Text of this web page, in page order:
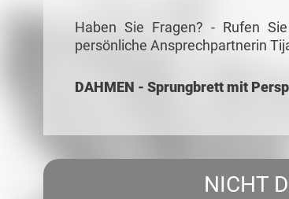
Haben Sie Fragen? - Rufen
persönliche Ansprechpartnerin
DAHMEN - Sprungbrett mit
NICHT